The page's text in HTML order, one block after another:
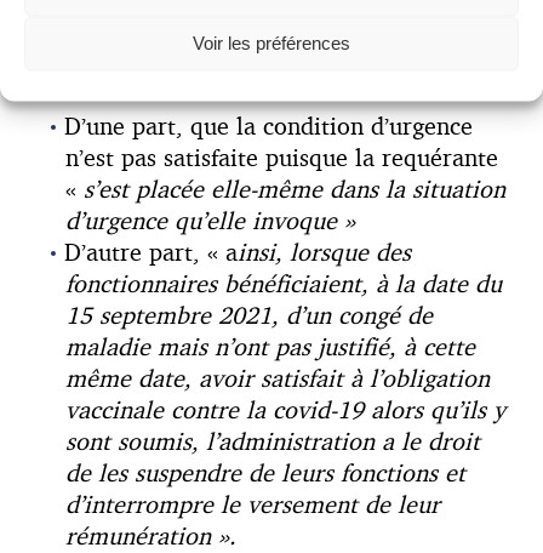
Voir les préférences
les contrats avaient été suspendu pour non
D’une part, que la condition d’urgence
n’est pas satisfaite puisque la requérante
« s’est placée elle-même dans la situation
d’urgence qu’elle invoque »
D’autre part, « ainsi, lorsque des
fonctionnaires bénéficiaient, à la date du
15 septembre 2021, d’un congé de
maladie mais n’ont pas justifié, à cette
même date, avoir satisfait à l’obligation
vaccinale contre la covid-19 alors qu’ils y
sont soumis, l’administration a le droit
de les suspendre de leurs fonctions et
d’interrompre le versement de leur
rémunération ».